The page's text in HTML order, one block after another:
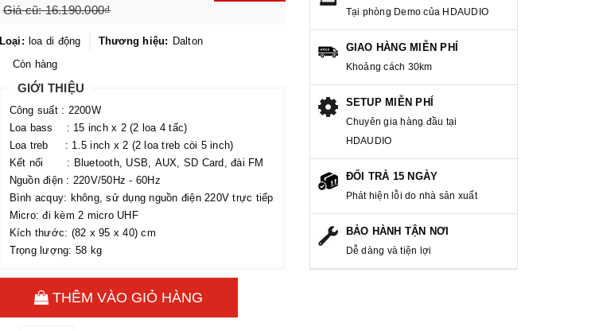
Giá cũ:16.190.000₫
Loại: loa di động Thương hiệu: Dalton
Còn hàng
GIỚI THIỆU
Công suất : 2200W
Loa bass : 15 inch x 2 (2 loa 4 tấc)
Loa treb : 1.5 inch x 2 (2 loa treb còi 5 inch)
Kết nối : Bluetooth, USB, AUX, SD Card, đài FM
Nguồn điện : 220V/50Hz - 60Hz
Bình acquy: không, sử dụng nguồn điện 220V trực tiếp
Micro: đi kèm 2 micro UHF
Kích thước: (82 x 95 x 40) cm
Trọng lượng: 58 kg
THÊM VÀO GIỎ HÀNG
Tại phòng Demo của HDAUDIO
GIAO HÀNG MIỄN PHÍ
Khoảng cách 30km
SETUP MIỄN PHÍ
Chuyên gia hàng đầu tại
HDAUDIO
ĐỔI TRẢ 15 NGÀY
Phát hiện lỗi do nhà sản xuất
BẢO HÀNH TẬN NƠI
Dễ dàng và tiện lợi